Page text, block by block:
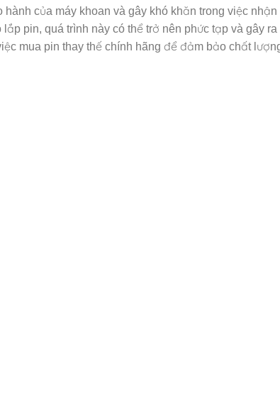
của máy khoan và gây khó khăn trong việc nhận
pin, quá trình này có thể trở nên phức tạp và gây
mua pin thay thế chính hãng để đảm bảo chất